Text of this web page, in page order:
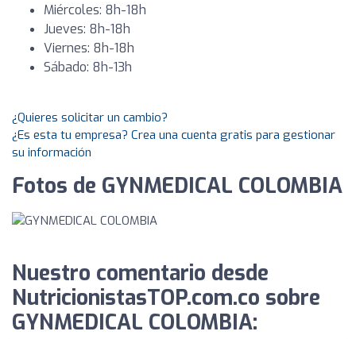
Miércoles: 8h-18h
Jueves: 8h-18h
Viernes: 8h-18h
Sábado: 8h-13h
¿Quieres solicitar un cambio?
¿Es esta tu empresa? Crea una cuenta gratis para gestionar
su información
Fotos de GYNMEDICAL COLOMBIA
Nuestro comentario desde
NutricionistasTOP.com.co sobre
GYNMEDICAL COLOMBIA: